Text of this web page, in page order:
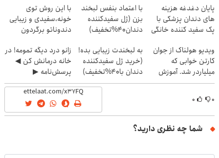
پایان دغدغه هزینه
های دندان پزشکی با
پک سفید کننده خانگی
با اعتماد بنفس لبخند
بزن (ژل سفیدکننده
دندان40%تخفیف)
با این روش توی
خونه،سفیدی و زیبایی
دندوناتو برگردون
ویدیو هولناک از جوان
کارتن خوابی که
میلیاردر شد. آموزش
رایگان
به لبخندت زیبایی بده!
(خرید ژل سفیدکننده
دندان با40%تخفیف)
زانو درد دیگه تمومه! در
خانه درمانش کن ◀
پرسش‌نامه ▶
۰ ۰
شما چه نظری دارید؟